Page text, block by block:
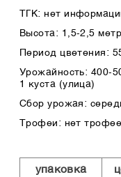
ТГК: нет
Высота: 1,5-2,5
Период цветения:
Урожайность: 400-
1 куста (улица)
Сбор урожая:
Трофеи: нет
упаковка